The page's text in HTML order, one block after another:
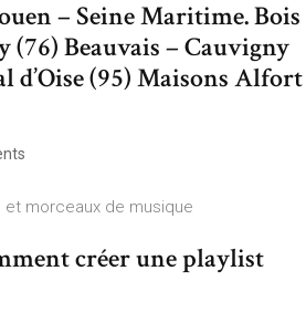
– Seine Maritime. Bois
(76) Beauvais – Cauvigny
d’Oise (95) Maisons Alfort
et morceaux de musique
créer une playlist